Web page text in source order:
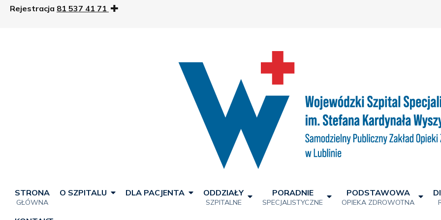
Rejestracja 81 537 41 71
STRONA
GŁÓWNA
O SZPITALU DLA PACJENTA ODDZIAŁY
SZPITALNE
PORADNIE
SPECJALISTYCZNE
PODSTAWOWA
OPIEKA ZDROWOTNA